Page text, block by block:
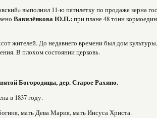
выполнил 11-ю пятилетку по продаже зерна
Вавилёнкова Ю.П.: при плане 48 тонн
жителей. До недавнего времени был дом
В плохом состоянии церковь.
Богородицы, дер. Старое Рахино.
в 1837 году.
мать Дева Мария, мать Иисуса Христа.